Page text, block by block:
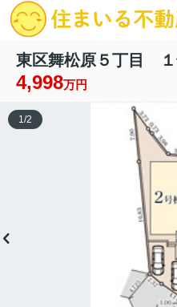
東区舞松原５丁目
4,998万円
1/2